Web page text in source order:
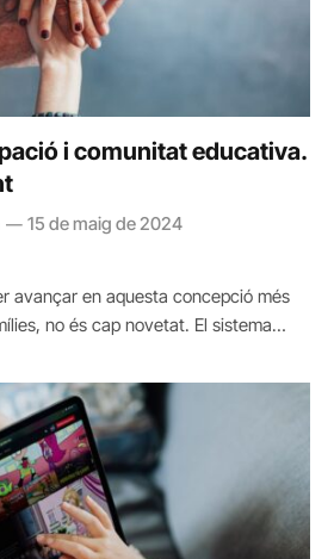
i comunitat educativa.
15 de maig de 2024
avançar en aquesta concepció més
no és cap novetat. El sistema…